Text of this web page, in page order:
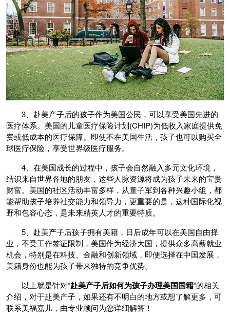
3、赴美产子后的孩子作为美国公民，可以享受美国先进的
医疗体系。美国的儿童医疗保险计划(CHIP)为低收入家庭提供免
费或低成本的医疗保障。即使不在美国生活，孩子也可以购买全
球医疗保险，享受世界级医疗服务。
4、在美国成长的过程中，孩子会自然融入多元文化环境，
结识来自世界各地的朋友，这些人脉资源将成为孩子未来的宝贵
财富。美国的社区活动丰富多样，从童子军到各种兴趣小组，都
能帮助孩子培养社交能力和领导力，更重要的是，这种国际化视
野和包容心态，是未来精英人才的重要特质。
5、赴美产子后孩子拥有美籍，日后成年可以在美国自由择
业，不受工作签证限制，美国作为经济大国，提供众多高薪就业
机会，特别是在科技、金融和创新领域，即便选择在中国发展，
美籍身份也能为孩子带来独特的竞争优势。
以上就是针对“赴美产子后如何为孩子办理美国国籍”的相关
介绍，对于赴美产子，如果还有不明白的地方或想了解更多，可
联系美福嘉儿，由专业顾问为您详细解答！